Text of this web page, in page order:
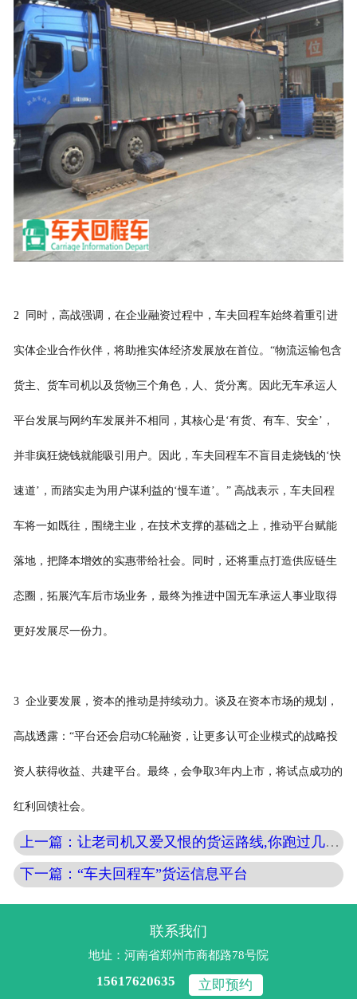
2 同时，高战强调，在企业融资过程中，车夫回程车始终着重引进
实体企业合作伙伴，将助推实体经济发展放在首位。“物流运输包含
货主、货车司机以及货物三个角色，人、货分离。因此无车承运人
平台发展与网约车发展并不相同，其核心是‘有货、有车、安全’，
并非疯狂烧钱就能吸引用户。因此，车夫回程车不盲目走烧钱的‘快
速道’，而踏实走为用户谋利益的‘慢车道’。” 高战表示，车夫回程
车将一如既往，围绕主业，在技术支撑的基础之上，推动平台赋能
落地，把降本增效的实惠带给社会。同时，还将重点打造供应链生
态圈，拓展汽车后市场业务，最终为推进中国无车承运人事业取得
更好发展尽一份力。
3 企业要发展，资本的推动是持续动力。谈及在资本市场的规划，
高战透露：“平台还会启动C轮融资，让更多认可企业模式的战略投
资人获得收益、共建平台。最终，会争取3年内上市，将试点成功的
红利回馈社会。
上一篇：让老司机又爱又恨的货运路线,你跑过几条?
下一篇：“车夫回程车”货运信息平台
联系我们
地址：河南省郑州市商都路78号院
15617620635 立即预约